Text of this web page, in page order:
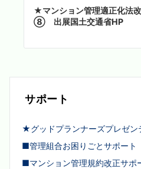
★マンション管理適正化法
⑧ 出展国土交通省HP
サポート
★グッドプランナーズプレゼン
■管理組合お困りごとサポート
■マンション管理規約改正サポ